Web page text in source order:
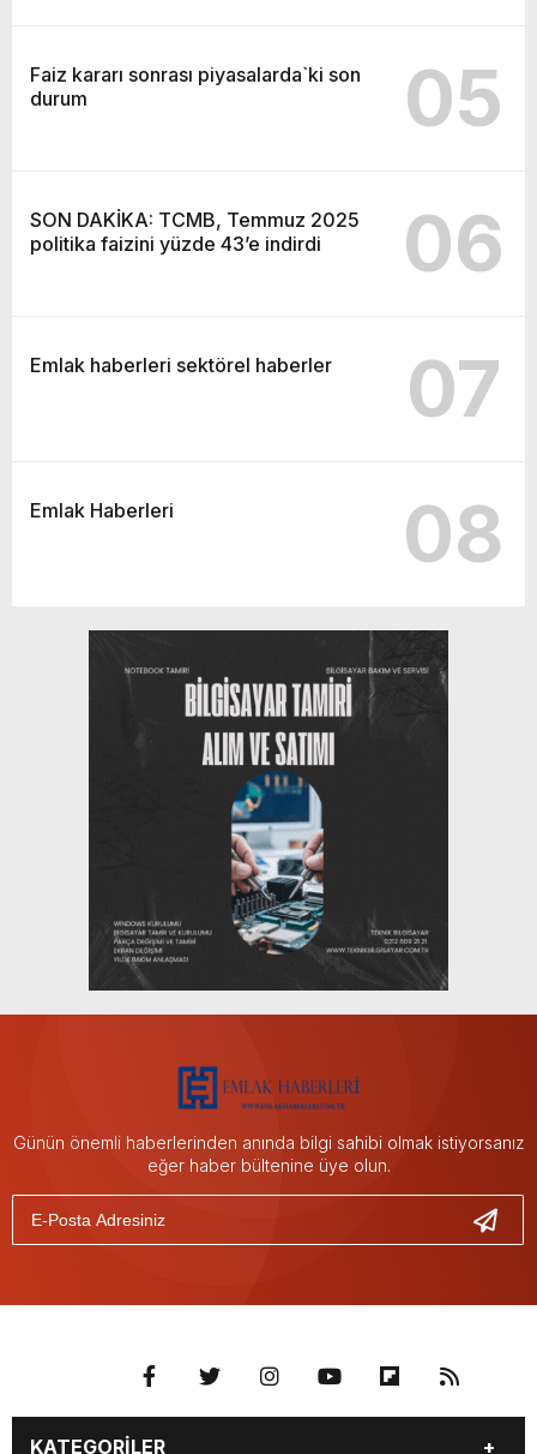
Faiz kararı sonrası piyasalarda`ki son
durum
05
SON DAKİKA: TCMB, Temmuz 2025
politika faizini yüzde 43’e indirdi
06
Emlak haberleri sektörel haberler 07
Emlak Haberleri 08
Günün önemli haberlerinden anında bilgi sahibi olmak istiyorsanız
eğer haber bültenine üye olun.
KATEGORİLER